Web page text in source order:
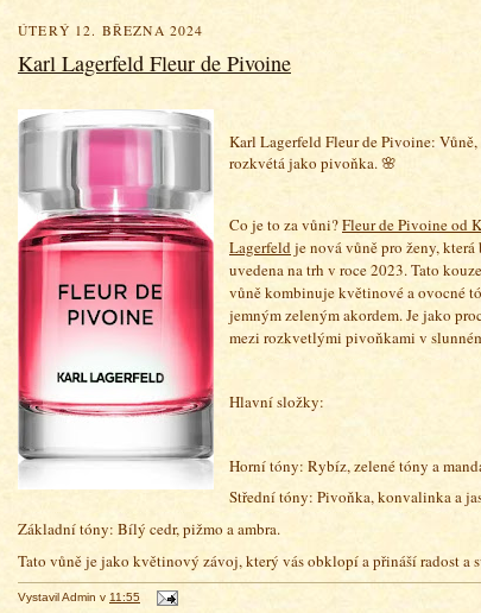
ÚTERÝ 12. BŘEZNA 2024
Karl Lagerfeld Fleur de Pivoine
Karl Lagerfeld Fleur de Pivoine: Vůně,
rozkvétá jako pivoňka. 🌸
Co je to za vůni?Fleur de Pivoine od
Lagerfeldje nová vůně pro ženy, která
uvedena na trh v roce 2023. Tato
vůně kombinuje květinové a ovocné
jemným zeleným akordem. Je jako
mezi rozkvetlými pivoňkami v
Hlavní složky:
Horní tóny: Rybíz, zelené tóny a
Střední tóny: Pivoňka, konvalinka a
Základní tóny: Bílý cedr, pižmo a ambra.
Tato vůně je jako květinový závoj, který vás obklopí a přináší radost a
VystavilAdmin v 11:55